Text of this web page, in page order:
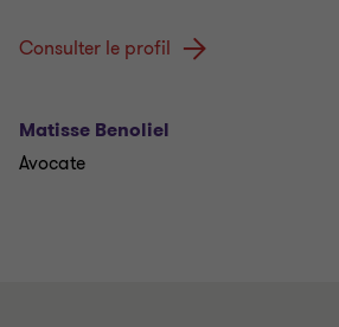
Consulter le profil
Matisse Benoliel
Avocate